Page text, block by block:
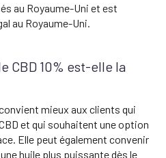
au Royaume-Uni et est
au Royaume-Uni.
CBD 10% est-elle la
mieux aux clients qui
et qui souhaitent une option
Elle peut également convenir
huile plus puissante dès le